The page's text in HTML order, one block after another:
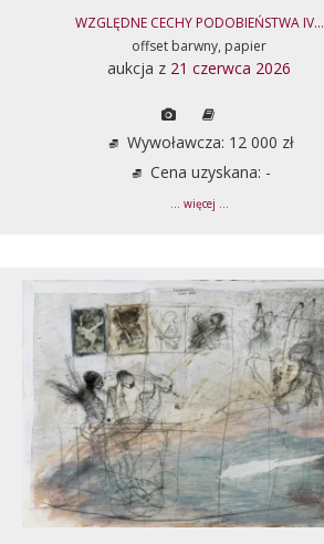
WZGLĘDNE CECHY PODOBIEŃSTWA IV...
offset barwny, papier
aukcja z 21 czerwca 2026
Wywoławcza: 12 000 zł
Cena uzyskana: -
... więcej ...